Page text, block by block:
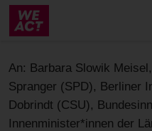
Skip
content
An: Barbara Slowik
Spranger (SPD), Berliner
Dobrindt (CSU),
Innenminister*innen der